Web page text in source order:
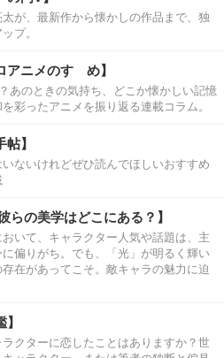
が、最新作から懐かしの作品まで、独
プ。
アニメのすゝめ】
あのときの気持ち、どこか懐かしい記憶
彩ったアニメを振り返る連載コラム。
】
ないけれどぜひ読んでほしいおすすめ
らの美学はどこにある？】
いて、キャラクター人気や話題は、主
偏りがち。でも、「光」が明るく輝い
在があってこそ。敵キャラの魅力に迫
クターに恋したことはありますか？世